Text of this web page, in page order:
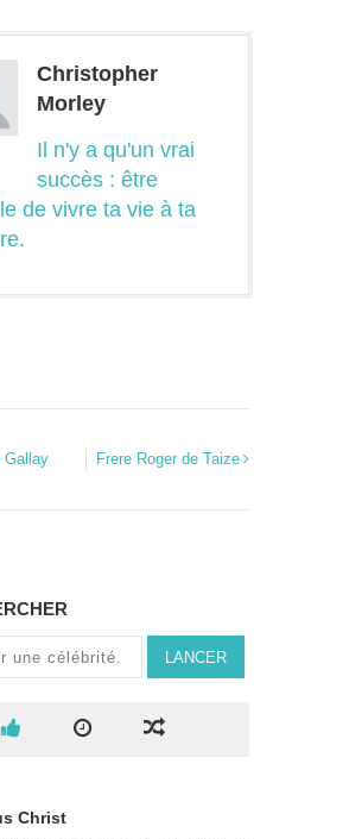
Christopher
Morley
Il n'y a qu'un vrai
succès : être
de vivre ta vie à ta
Gallay Frere Roger de Taize
LANCER
Christ